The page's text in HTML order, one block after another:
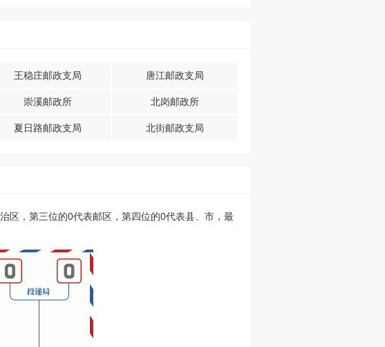
王稳庄邮政支局 唐江邮政支局
崇溪邮政所 北岗邮政所
夏日路邮政支局 北街邮政支局
区，第三位的0代表邮区，第四位的0代表县、市，最